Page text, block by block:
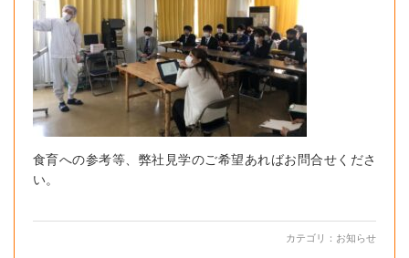
食育への参考等、弊社見学のご希望あればお問合せくださ
い。
カテゴリ： お知らせ